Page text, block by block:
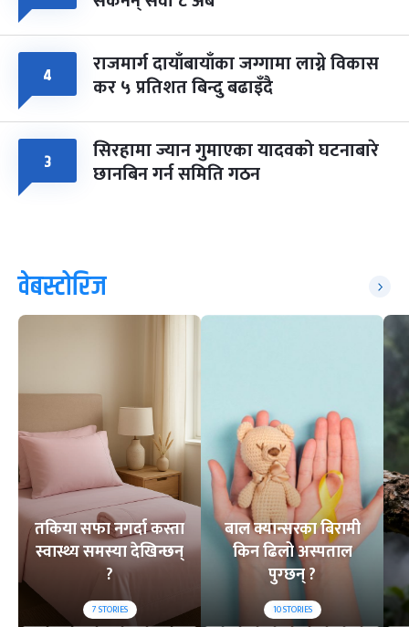
४ राजमार्ग दायाँबायाँका जग्गामा लाग्ने विकास
कर ५ प्रतिशत बिन्दु बढाइँदै
३ सिरहामा ज्यान गुमाएका यादवको घटनाबारे
छानबिन गर्न समिति गठन
वेबस्टोरिज
तकिया सफा नगर्दा कस्ता
स्वास्थ्य समस्या देखिन्छन्
?
7STORIES
बाल क्यान्सरका बिरामी
किन ढिलो अस्पताल
पुग्छन् ?
10STORIES